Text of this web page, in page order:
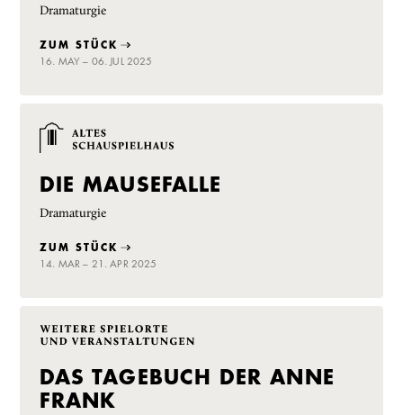
Dramaturgie
ZUM STÜCK
16. MAY – 06. JUL 2025
DIE MAUSEFALLE
Dramaturgie
ZUM STÜCK
14. MAR – 21. APR 2025
DAS TAGEBUCH DER ANNE
FRANK